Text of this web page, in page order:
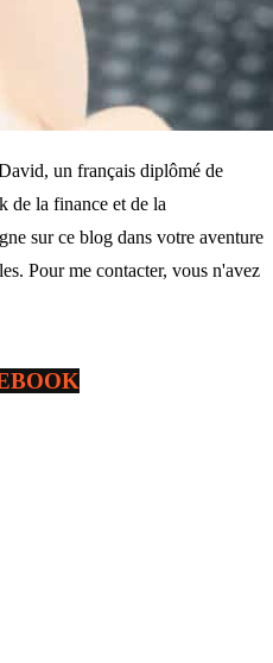
un français diplômé de
de la finance et de la
sur ce blog dans votre aventure
Pour me contacter, vous n'avez